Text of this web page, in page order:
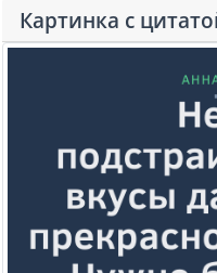
Картинка с